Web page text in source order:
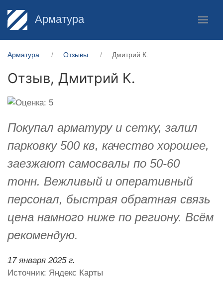
Арматура
Арматура Отзывы Дмитрий К.
Отзыв, Дмитрий К.
Покупал арматуру и сетку, залил
парковку 500 кв, качество хорошее,
заезжают самосвалы по 50-60
тонн. Вежливый и оперативный
персонал, быстрая обратная связь
цена намного ниже по региону. Всём
рекомендую.
17 января 2025 г.
Источник: Яндекс Карты